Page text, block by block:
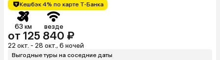
Кешбэк 4% по карте Т-Банка
63 км везде
от 125 840 ₽
22 окт. - 28 окт., 6 ночей
Выгодные туры на соседние даты